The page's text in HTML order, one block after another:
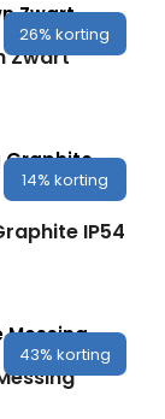
26% korting
Zwart
14% korting
IP54
43% korting